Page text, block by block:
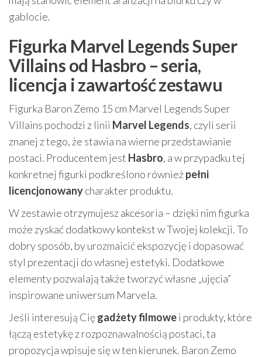
gablocie.
Figurka Marvel Legends Super
Villains od Hasbro – seria,
licencja i zawartość zestawu
Figurka Baron Zemo 15 cm Marvel Legends Super
Villains pochodzi z linii Marvel Legends, czyli serii
znanej z tego, że stawia na wierne przedstawianie
postaci. Producentem jest Hasbro, a w przypadku tej
konkretnej figurki podkreślono równieżpełni
licencjonowanycharakter produktu.
W zestawie otrzymujesz akcesoria – dzięki nim figurka
może zyskać dodatkowy kontekst w Twojej kolekcji. To
dobry sposób, by urozmaicić ekspozycję i dopasować
styl prezentacji do własnej estetyki. Dodatkowe
elementy pozwalają także tworzyć własne „ujęcia”
inspirowane uniwersum Marvela.
Jeśli interesują Cięgadżety filmowei produkty, które
łączą estetykę z rozpoznawalnością postaci, ta
propozycja wpisuje się w ten kierunek. Baron Zemo